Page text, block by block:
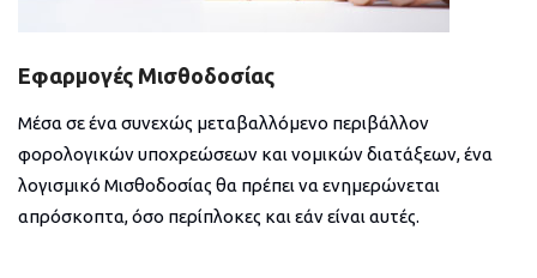
Εφαρμογές Μισθοδοσίας
Μέσα σε ένα συνεχώς μεταβαλλόμενο περιβάλλον
φορολογικών υποχρεώσεων και νομικών διατάξεων, ένα
λογισμικό Μισθοδοσίας θα πρέπει να ενημερώνεται
απρόσκοπτα, όσο περίπλοκες και εάν είναι αυτές.